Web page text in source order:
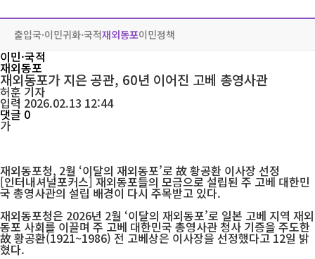
출입국·이민귀화·국적재외동포이민정책
이민·국적
재외동포
재외동포가 지은 공관, 60년 이어진 고베 총영사관
허훈기자
입력 2026.02.13 12:44
댓글 0
가
재외동포청, 2월 ‘이달의 재외동포’로 故 황공환 이사장 선정
[인터내셔널포커스] 재외동포들의 모금으로 설립된 주 고베 대한민
국 총영사관의 설립 배경이 다시 주목받고 있다.
재외동포청은 2026년 2월 ‘이달의 재외동포’로 일본 고베 지역 재외
동포 사회를 이끌며 주 고베 대한민국 총영사관 청사 기증을 주도한
故 황공환(1921~1986) 전 고베상은 이사장을 선정했다고 12일 밝
혔다.